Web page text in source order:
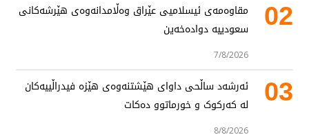
02
مقاوەمەی ئیسلامیی عێراق وەڵامدانەوەی هێرشەکانی
سعودییە دوادەخەین
7/8/2026
03
ئەرشەد ساڵحی داوای هێشتنەوەی هێزە فیدراڵییەکان
لە کەرکوک و خورماتوو دەکات
8/8/2026